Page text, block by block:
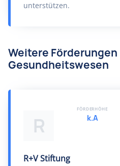
unterstützen.
Weitere Förderungen
Gesundheitswesen
R
R+V Stiftung
FÖRDERHÖHE
k.A